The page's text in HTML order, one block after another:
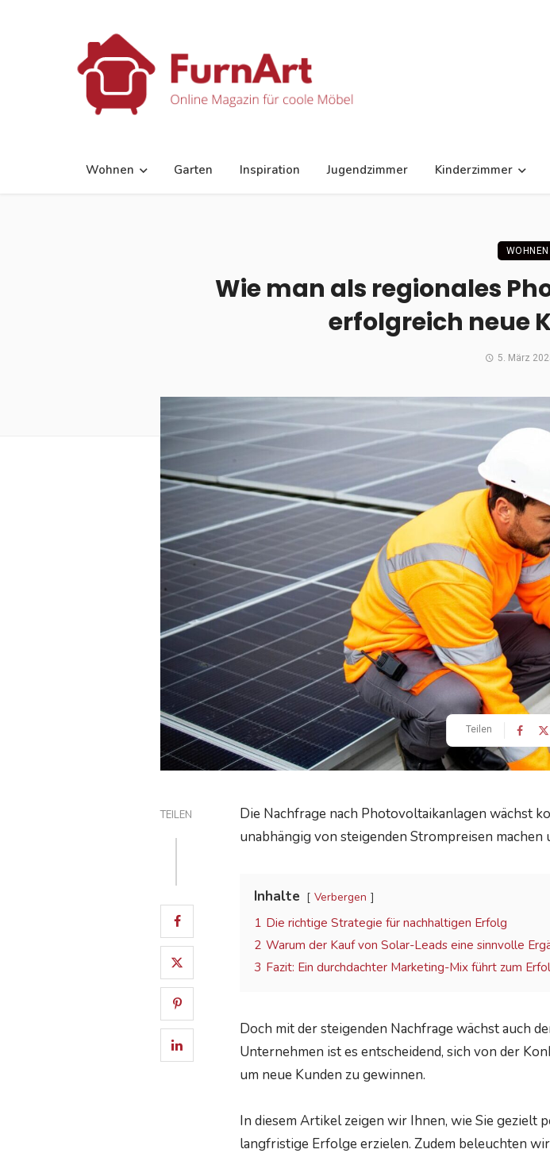
Wohnen Garten Inspiration Jugendzimmer Kinderzimmer
WOHNEN
Wie man als regionales
erfolgreich neue
5. März
Teilen
TEILEN
Die Nachfrage nach Photovoltaikanlagen wächst
unabhängig von steigenden Strompreisen
Inhalte Verbergen
1 Die richtige Strategie für nachhaltigen Erfolg
2 Warum der Kauf von Solar-Leads eine sinnvolle
3 Fazit: Ein durchdachter Marketing-Mix führt zum
Doch mit der steigenden Nachfrage wächst auch
Unternehmen ist es entscheidend, sich von der
um neue Kunden zu gewinnen.
In diesem Artikel zeigen wir Ihnen, wie Sie gezielt
langfristige Erfolge erzielen. Zudem beleuchten